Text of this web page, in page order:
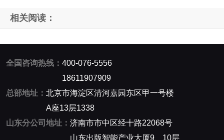
相关阅读：
全国咨询热线： 400-076-5556
18611907909
总部地址： 北京市海淀区清河嘉园东区甲一号楼
A座13层1338
山东分公司地址： 济南市市中区经十路22068号
山东出版智能产业大厦9、10层